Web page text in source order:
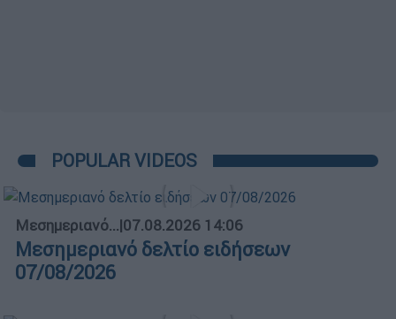
POPULAR VIDEOS
Μεσημεριανό...|07.08.2026 14:06
Μεσημεριανό δελτίο ειδήσεων
07/08/2026